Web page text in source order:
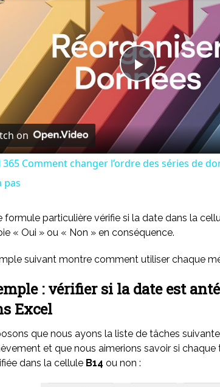
Play
Video
on
365 Comment changer l’ordre des séries de
pas
formule particulière vérifie si la date dans la
« Oui » ou « Non » en conséquence.
suivant montre comment utiliser chaque
: vérifier si la date est
Excel
que nous ayons la liste de tâches
et que nous aimerions savoir si
dans la cellule B14 ou non :